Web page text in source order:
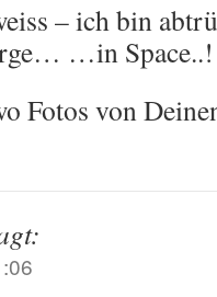
– ich bin
…in Space..!
Fotos von